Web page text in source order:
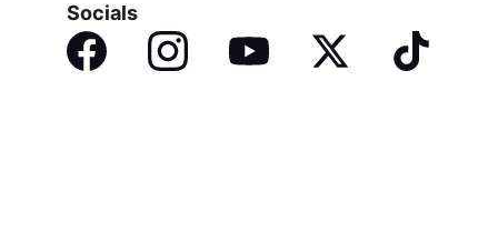
Socials